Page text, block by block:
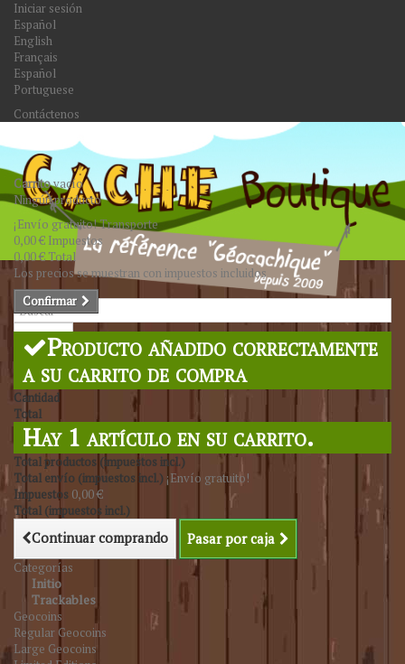
Iniciar sesión
Español
English
Français
Español
Portuguese
Contáctenos
Buscar
Carritovacío
Ningún producto
¡Envío gratuito!Transporte
0,00 € Impuestos
0,00 €Total
Los precios se muestran con impuestos incluidos
Confirmar
Producto añadido correctamente
a su carrito de compra
Cantidad
Total
Hay 1 artículo en su carrito.
Total productos (impuestos incl.)
Total envío (impuestos incl.) ¡Envío gratuito!
Impuestos 0,00 €
Total (impuestos incl.)
Continuar comprando Pasar por caja
Categorías
Initio
Trackables
Geocoins
Regular Geocoins
Large Geocoins